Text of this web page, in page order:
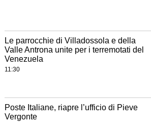
Le parrocchie di Villadossola e della
Valle Antrona unite per i terremotati del
Venezuela
11:30
Poste Italiane, riapre l’ufficio di Pieve
Vergonte